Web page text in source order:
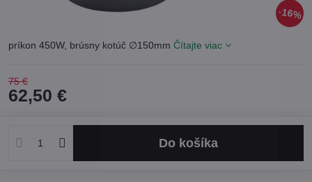
16%
príkon 450W, brúsny kotúč ∅150mm Čítajte viac
75 €
62,50 €
Do košíka